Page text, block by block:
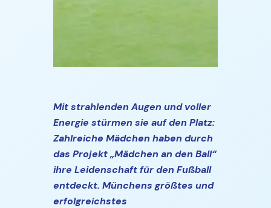
Mit strahlenden Augen und voller
Energie stürmen sie auf den Platz:
Zahlreiche Mädchen haben durch
das Projekt „Mädchen an den Ball“
ihre Leidenschaft für den Fußball
entdeckt. Münchens größtes und
erfolgreichstes